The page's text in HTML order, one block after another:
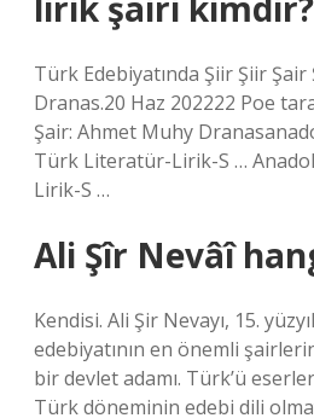
Türk Edebiyatında Şiir Şiir
Dranas.20 Haz 202222 Poe
Şair: Ahmet Muhy
Türk Literatür-Lirik-S …
Lirik-S …
Ali Şîr Nevâî
Kendisi. Ali Şir Nevayı, 15.
edebiyatının en önemli
bir devlet adamı. Türk’ü
Türk döneminin edebi dili